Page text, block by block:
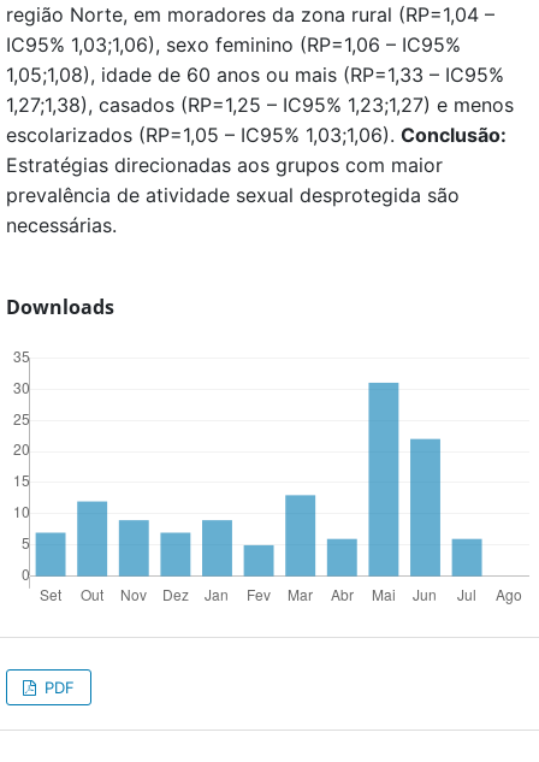
região Norte, em moradores da zona rural (RP=1,04 –
IC95% 1,03;1,06), sexo feminino (RP=1,06 – IC95%
1,05;1,08), idade de 60 anos ou mais (RP=1,33 – IC95%
1,27;1,38), casados (RP=1,25 – IC95% 1,23;1,27) e menos
escolarizados (RP=1,05 – IC95% 1,03;1,06). Conclusão:
Estratégias direcionadas aos grupos com maior
prevalência de atividade sexual desprotegida são
necessárias.
Downloads
PDF